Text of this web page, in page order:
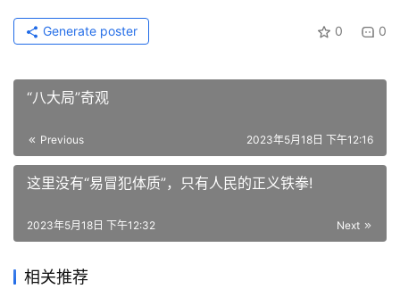
0 0
Generate poster
“八大局”奇观
Previous 2023年5月18日 下午12:16
这里没有“易冒犯体质”，只有人民的正义铁拳!
Next
2023年5月18日 下午12:32
相关推荐